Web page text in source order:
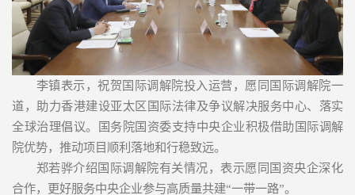
李镇表示，祝贺国际调解院投入运营，愿同国际调解院一
道，助力香港建设亚太区国际法律及争议解决服务中心、落实
全球治理倡议。国务院国资委支持中央企业积极借助国际调解
院优势，推动项目顺利落地和行稳致远。
郑若骅介绍国际调解院有关情况，表示愿同国资央企深化
合作，更好服务中央企业参与高质量共建“一带一路”。